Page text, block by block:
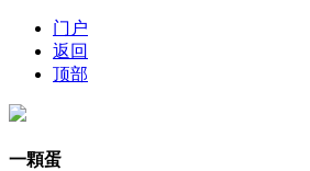
门户
返回
顶部
一顆蛋